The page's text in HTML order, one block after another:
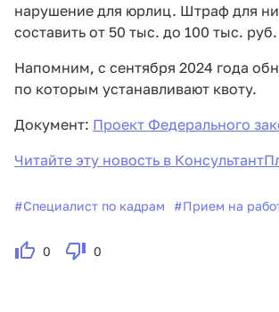
нарушение для юрлиц. Штраф для
составить от 50 тыс. до 100 тыс. руб.
Напомним, с сентября 2024 года
по которым устанавливают квоту.
Документ: Проект Федерального
Читайте эту новость в
#Специалист по кадрам #Прием на
0 0